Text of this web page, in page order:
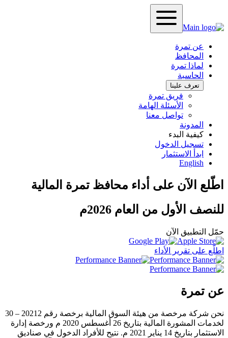
عن تمرة
المحافظ
لماذا تمرة
الحاسبة
تعرف علينا
فريق تمرة
الأسئلة الهامة
تواصل معنا
المدونة
كيفية البدء
تسجيل الدخول
ابدأ الاستثمار
English
اطّلع الآن على أداء محافظ تمرة المالية
للنصف الأول من العام 2026م
حمّل التطبيق الآن
اطلّع على تقرير الأداء
عن تمرة
نحن شركة مرخصة من هيئة السوق المالية برخصة رقم 20212 – 30
لخدمات المشورة المالية بتاريخ 26 أغسطس 2020 م ورخصة إدارة
الاستثمار بتاريخ 14 يناير 2021 م. نتيح للأفراد الدخول في صناديق